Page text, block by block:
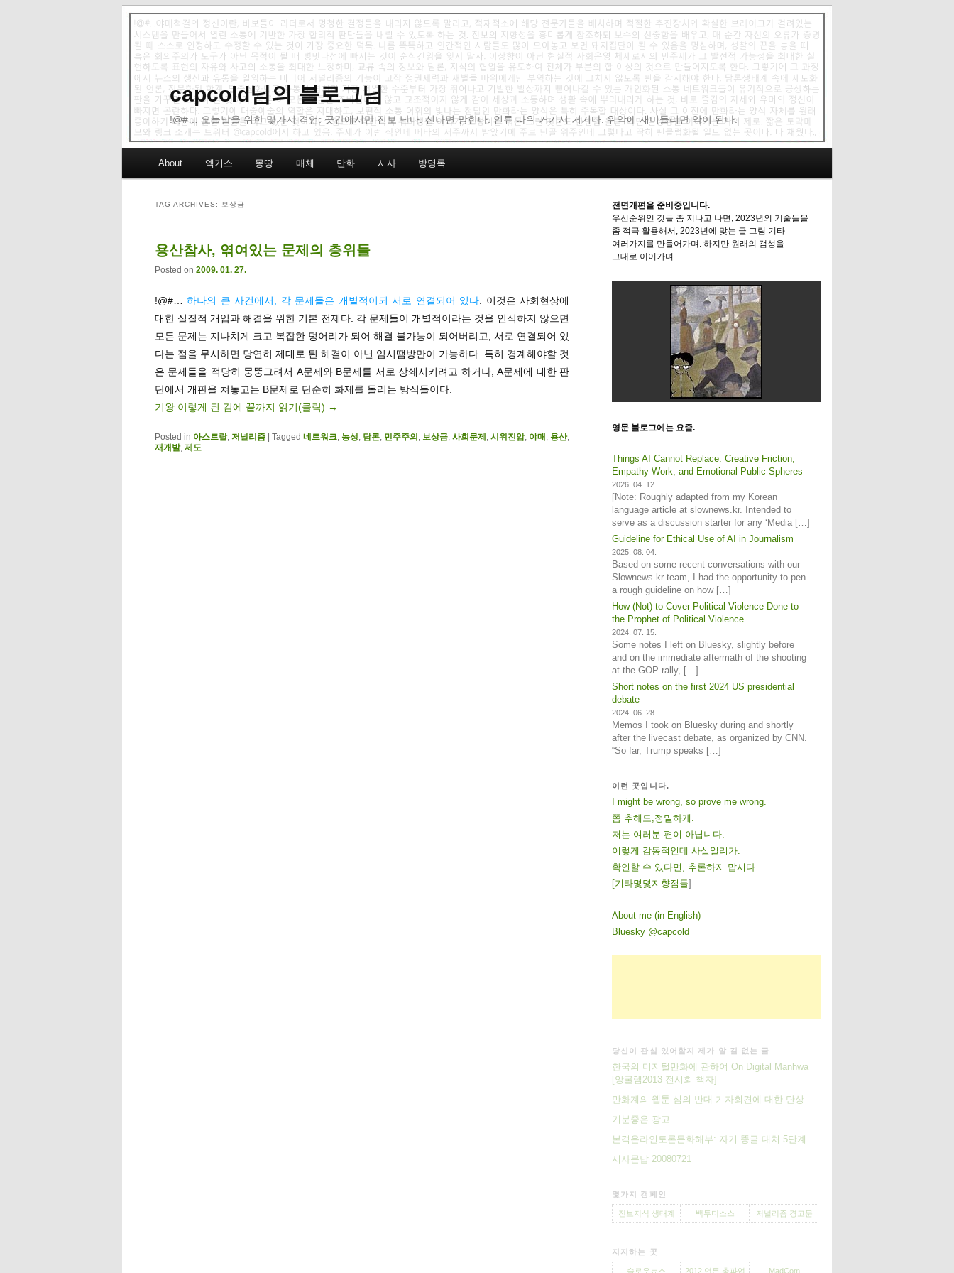
capcold님의 블로그님
!@#… 오늘날을 위한 몇가지 격언: 곳간에서만 진보 난다. 신나면 망한다. 인류 따위 거기서 거기다. 위악에 재미들리면 악이 된다.
Skip to primary content
Skip to secondary content
About 엑기스 몽땅 매체 만화 시사 방명록
TAG ARCHIVES: 보상금
용산참사, 엮여있는 문제의 층위들
Posted on 2009. 01. 27.
!@#…하나의 큰 사건에서, 각 문제들은 개별적이되 서로 연결되어 있다 . 이것은 사회현상에
대한 실질적 개입과 해결을 위한 기본 전제다. 각 문제들이 개별적이라는 것을 인식하지 않으면
모든 문제는 지나치게 크고 복잡한 덩어리가 되어 해결 불가능이 되어버리고, 서로 연결되어 있
다는 점을 무시하면 당연히 제대로 된 해결이 아닌 임시땜방만이 가능하다. 특히 경계해야할 것
은 문제들을 적당히 뭉뚱그려서 A문제와 B문제를 서로 상쇄시키려고 하거나, A문제에 대한 판
단에서 개판을 쳐놓고는 B문제로 단순히 화제를 돌리는 방식들이다.
기왕 이렇게 된 김에 끝까지 읽기(클릭) →
Posted in 아스트랄, 저널리즘 Tagged 네트워크, 농성, 담론, 민주주의 , 보상금, 사회문제 , 시위진압, 야매 , 용산,
재개발, 제도
전면개편을 준비중입니다.
우선순위인 것들 좀 지나고 나면, 2023년의 기술들을
좀 적극 활용해서, 2023년에 맞는 글 그림 기타
여러가지를 만들어가며. 하지만 원래의 갬성을
그대로 이어가며.
영문 블로그에는 요즘.
Things AI Cannot Replace: Creative Friction,
Empathy Work, and Emotional Public Spheres
2026. 04. 12.
[Note: Roughly adapted from my Korean
language article at slownews.kr. Intended to
serve as a discussion starter for any ‘Media […]
Guideline for Ethical Use of AI in Journalism
2025. 08. 04.
Based on some recent conversations with our
Slownews.kr team, I had the opportunity to pen
a rough guideline on how […]
How (Not) to Cover Political Violence Done to
the Prophet of Political Violence
2024. 07. 15.
Some notes I left on Bluesky, slightly before
and on the immediate aftermath of the shooting
at the GOP rally, […]
Short notes on the first 2024 US presidential
debate
2024. 06. 28.
Memos I took on Bluesky during and shortly
after the livecast debate, as organized by CNN.
“So far, Trump speaks […]
이런 곳입니다.
I might be wrong, so prove me wrong.
쫌 추해도,정밀하게.
저는 여러분 편이 아닙니다.
이렇게 감동적인데 사실일리가.
확인할 수 있다면, 추론하지 맙시다.
[기 타몇 몇 지 향점 들]
About me (in English)
Bluesky @capcold
당신이 관심 있어할지 제가 알 길 없는 글
한국의 디지털만화에 관하여 On Digital Manhwa
[앙굴렘2013 전시회 책자]
만화계의 웹툰 심의 반대 기자회견에 대한 단상
기분좋은 광고.
본격온라인토론문화해부: 자기 똥글 대처 5단계
시사문답 20080721
몇가지 캠페인
진보지식 생태계 백투더소스 저널리즘 경고문
지지하는 곳
슬로우뉴스 2012 언론 총파업 MadCom